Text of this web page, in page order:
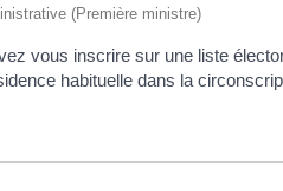
(Première ministre)
vous inscrire sur une liste
habituelle dans la